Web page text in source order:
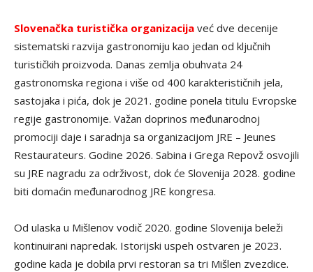
Slovenačka turistička organizacija već dve decenije
sistematski razvija gastronomiju kao jedan od ključnih
turističkih proizvoda. Danas zemlja obuhvata 24
gastronomska regiona i više od 400 karakterističnih jela,
sastojaka i pića, dok je 2021. godine ponela titulu Evropske
regije gastronomije. Važan doprinos međunarodnoj
promociji daje i saradnja sa organizacijom JRE – Jeunes
Restaurateurs. Godine 2026. Sabina i Grega Repovž osvojili
su JRE nagradu za održivost, dok će Slovenija 2028. godine
biti domaćin međunarodnog JRE kongresa.
Od ulaska u Mišlenov vodič 2020. godine Slovenija beleži
kontinuirani napredak. Istorijski uspeh ostvaren je 2023.
godine kada je dobila prvi restoran sa tri Mišlen zvezdice.